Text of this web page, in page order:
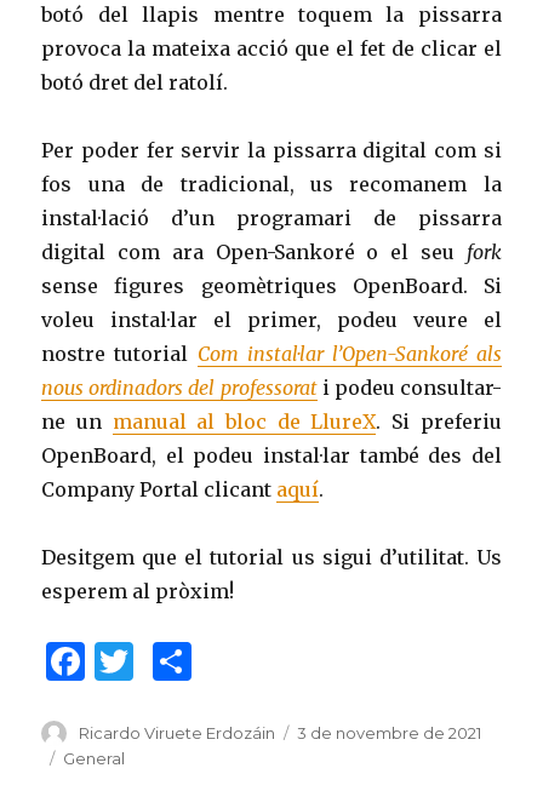
botó del llapis mentre toquem la pissarra
provoca la mateixa acció que el fet de clicar el
botó dret del ratolí.
Per poder fer servir la pissarra digital com si
fos una de tradicional, us recomanem la
instal·lació d’un programari de pissarra
digital com ara Open-Sankoré o el seu fork
sense figures geomètriques OpenBoard. Si
voleu instal·lar el primer, podeu veure el
nostre tutorial Com instal·lar l’Open-Sankoré als
nous ordinadors del professorati podeu consultar-
ne un manual al bloc de LlureX. Si preferiu
OpenBoard, el podeu instal·lar també des del
Company Portal clicant aquí.
Desitgem que el tutorial us sigui d’utilitat. Us
esperem al pròxim!
F
c
e
T
it
m
Author
Ricardo Viruete Erdozáin
Posted
3 de novembre de 2021
Categories
General